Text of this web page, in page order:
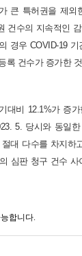
큰 특허권을 제외
건수의 지속적인
경우 COVID-19
록 건수가 증가한
대비 12.1%가 증
5. 당시와 동일
대 다수를 차지하
심판 청구 건수
합니다.